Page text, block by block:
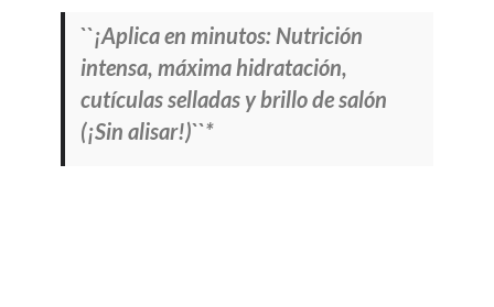
``¡Aplica en minutos: Nutrición
intensa, máxima hidratación,
cutículas selladas y brillo de salón
(¡Sin alisar!)``*